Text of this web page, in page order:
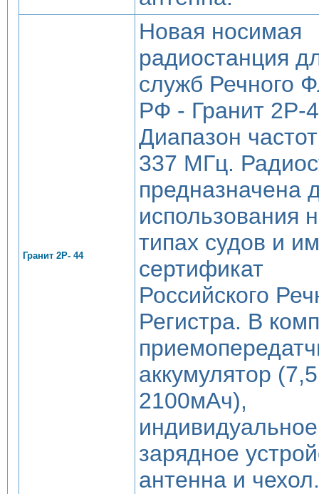
Гранит 2Р- 44
Новая носимая
радиостанция
служб Речного
РФ - Гранит 2Р-
Диапазон
337 МГц.
предназначена
использования
типах судов и
сертификат
Российского
Регистра. В
аккумулятор
2100мАч),
индивидуальное
зарядное
антенна и чехол.